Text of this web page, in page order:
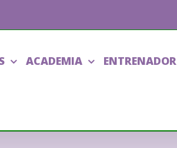
ACADEMIA